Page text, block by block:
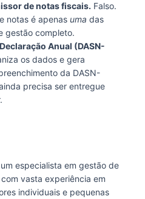
de notas fiscais. Falso.
notas é apenas uma das
gestão completo.
Anual (DASN-
os dados e gera
da DASN-
precisa ser entregue
especialista em gestão de
vasta experiência em
individuais e pequenas